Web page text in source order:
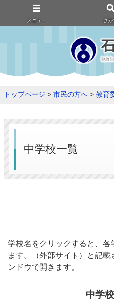
メニュ－ さが
トップページ > 市民の方へ > 教育
中学校一覧
学校名をクリックすると、各
ます。（外部サイト）と記
ンドウで開きます。
中学